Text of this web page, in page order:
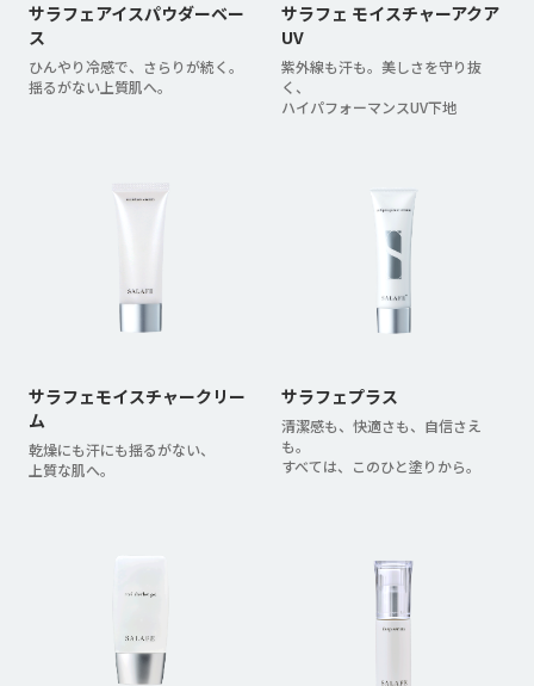
サラフェアイスパウダーベー
ス
ひんやり冷感で、さらりが続く。
揺るがない上質肌へ。
サラフェ モイスチャーアクア
UV
紫外線も汗も。美しさを守り抜
く、
ハイパフォーマンスUV下地
サラフェモイスチャークリー
ム
乾燥にも汗にも揺るがない、
上質な肌へ。
サラフェプラス
清潔感も、快適さも、自信さえ
も。
すべては、このひと塗りから。